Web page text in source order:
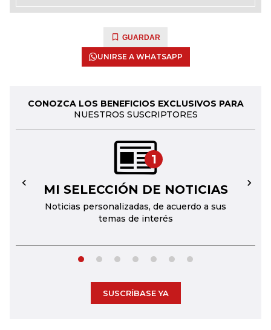
GUARDAR
UNIRSE A WHATSAPP
CONOZCA LOS BENEFICIOS EXCLUSIVOS PARA
NUESTROS SUSCRIPTORES
1
MI SELECCIÓN DE NOTICIAS
Noticias personalizadas, de acuerdo a sus
temas de interés
← →
SUSCRÍBASE YA